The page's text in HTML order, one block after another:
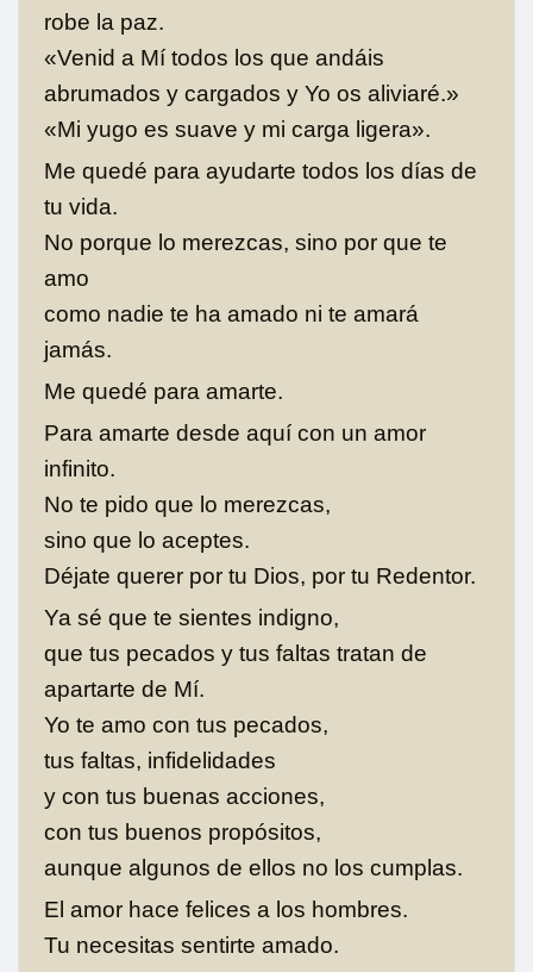
robe la paz.
«Venid a Mí todos los que andáis
abrumados y cargados y Yo os aliviaré.»
«Mi yugo es suave y mi carga ligera».
Me quedé para ayudarte todos los días de
tu vida.
No porque lo merezcas, sino por que te
amo
como nadie te ha amado ni te amará
jamás.
Me quedé para amarte.
Para amarte desde aquí con un amor
infinito.
No te pido que lo merezcas,
sino que lo aceptes.
Déjate querer por tu Dios, por tu Redentor.
Ya sé que te sientes indigno,
que tus pecados y tus faltas tratan de
apartarte de Mí.
Yo te amo con tus pecados,
tus faltas, infidelidades
y con tus buenas acciones,
con tus buenos propósitos,
aunque algunos de ellos no los cumplas.
El amor hace felices a los hombres.
Tu necesitas sentirte amado.